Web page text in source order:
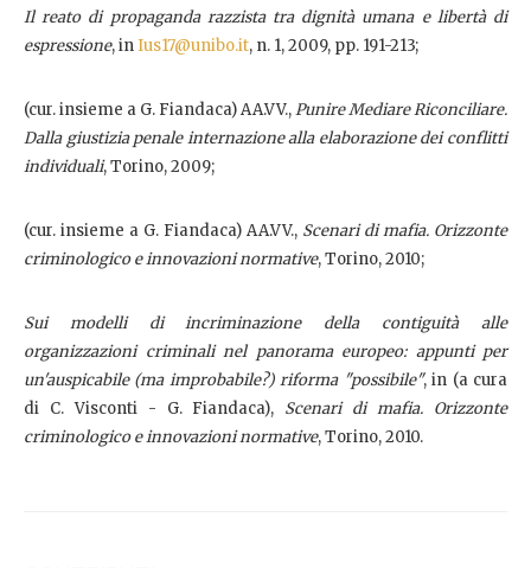
Il reato di propaganda razzista tra dignità umana e libertà di
espressione, inIus17@unibo.it, n. 1, 2009, pp. 191-213;
(cur. insieme a G. Fiandaca) AA.VV.,Punire Mediare Riconciliare.
Dalla giustizia penale internazione alla elaborazione dei conflitti
individuali, Torino, 2009;
(cur. insieme a G. Fiandaca) AA.VV., Scenari di mafia. Orizzonte
criminologico e innovazioni normative, Torino, 2010;
Sui modelli di incriminazione della contiguità alle
organizzazioni criminali nel panorama europeo: appunti per
un'auspicabile (ma improbabile?) riforma "possibile", in (a cura
di C. Visconti - G. Fiandaca), Scenari di mafia. Orizzonte
criminologico e innovazioni normative, Torino, 2010.